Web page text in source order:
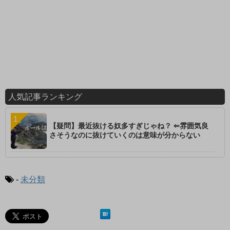
人気記事ランキング
【疑問】最近抜ける奴多すぎじゃね？ ⇐雰囲気良
さそうなのに抜けていくのは意味が分からない
- 未分類